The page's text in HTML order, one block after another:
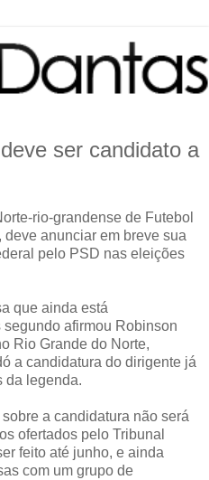
ser candidato a
rio-grandense de Futebol
anunciar em breve sua
pelo PSD nas eleições
que ainda está
segundo afirmou Robinson
Rio Grande do Norte,
a candidatura do dirigente já
da legenda.
a candidatura não será
ofertados pelo Tribunal
feito até junho, e ainda
com um grupo de